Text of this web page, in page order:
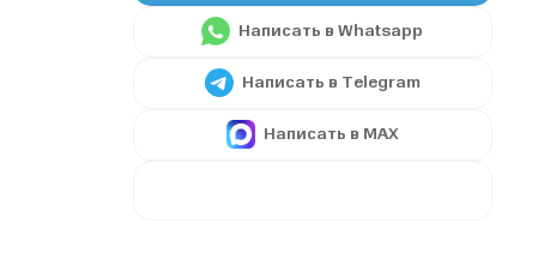
Написать в Whatsapp
Написать в Telegram
Написать в MAX